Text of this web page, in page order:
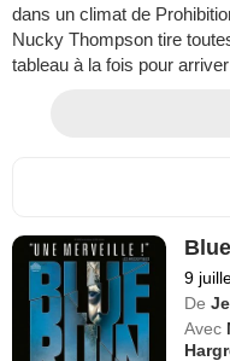
dans un climat de
Nucky Thompson tire
tableau à la fois pour
9
De
Avec